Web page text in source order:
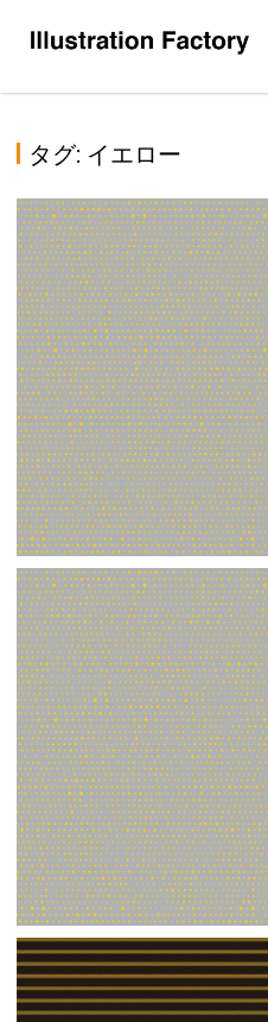
タグ: イエロー
【jpeg】壁紙⑦
【ai】壁紙⑦